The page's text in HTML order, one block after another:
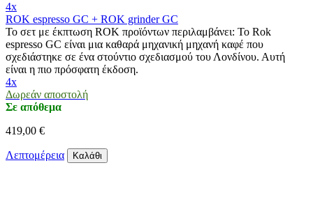
4x
ROK espresso GC + ROK grinder GC
Το σετ με έκπτωση ROK προϊόντων περιλαμβάνει: Το Rok
espresso GC είναι μια καθαρά μηχανική μηχανή καφέ που
σχεδιάστηκε σε ένα στούντιο σχεδιασμού του Λονδίνου. Αυτή
είναι η πιο πρόσφατη έκδοση.
4x
Δωρεάν αποστολή
Σε απόθεμα
419,00 €
Λεπτομέρεια Καλάθι